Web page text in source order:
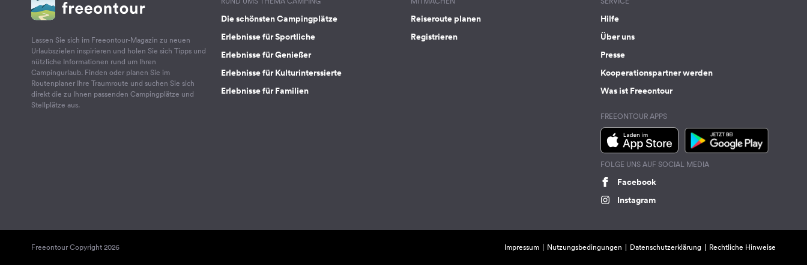
Lassen Sie sich im Freeontour-Magazin zu neuen
Urlaubszielen inspirieren und holen Sie sich Tipps und
nützliche Informationen rund um Ihren
Campingurlaub. Finden oder planen Sie im
Routenplaner Ihre Traumroute und suchen Sie sich
direkt die zu Ihnen passenden Campingplätze und
Stellplätze aus.
Die schönsten Campingplätze
Erlebnisse für Sportliche
Erlebnisse für Genießer
Erlebnisse für Kulturinterssierte
Erlebnisse für Familien
Reiseroute planen
Registrieren
Hilfe
Über uns
Presse
Kooperationspartner werden
Was ist Freeontour
FREEONTOUR APPS
FOLGE UNS AUF SOCIAL MEDIA
Facebook
Instagram
Freeontour Copyright 2026 Impressum Nutzungsbedingungen Datenschutzerklärung Rechtliche Hinweise